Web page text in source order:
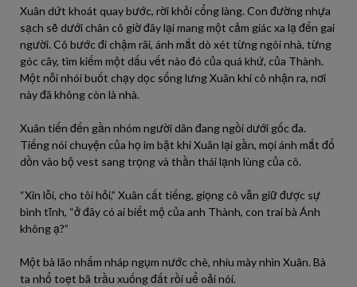
Xuân dứt khoát quay bước, rời khỏi cổng làng. Con đường nhựa
sạch sẽ dưới chân cô giờ đây lại mang một cảm giác xa lạ đến gai
người. Cô bước đi chậm rãi, ánh mắt dò xét từng ngôi nhà, từng
góc cây, tìm kiếm một dấu vết nào đó của quá khứ, của Thành.
Một nỗi nhói buốt chạy dọc sống lưng Xuân khi cô nhận ra, nơi
này đã không còn là nhà.
Xuân tiến đến gần nhóm người dân đang ngồi dưới gốc đa.
Tiếng nói chuyện của họ im bặt khi Xuân lại gần, mọi ánh mắt đổ
dồn vào bộ vest sang trọng và thần thái lạnh lùng của cô.
“Xin lỗi, cho tôi hỏi,” Xuân cất tiếng, giọng cô vẫn giữ được sự
bình tĩnh, “ở đây có ai biết mộ của anh Thành, con trai bà Ánh
không ạ?”
Một bà lão nhấm nháp ngụm nước chè, nhíu mày nhìn Xuân. Bà
ta nhổ toẹt bã trầu xuống đất rồi uể oải nói.